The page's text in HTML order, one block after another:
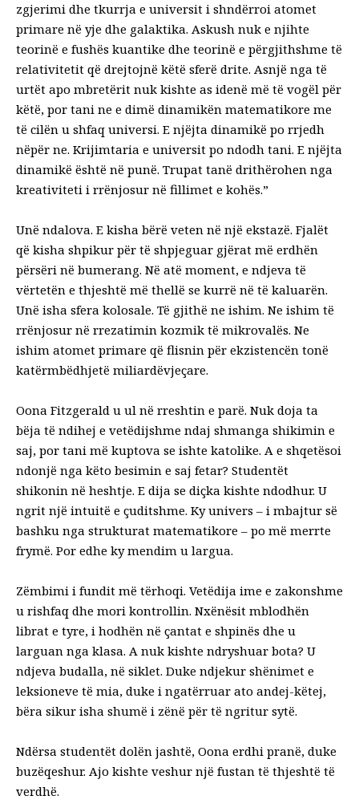
zgjerimi dhe tkurrja e universit i shndërroi atomet
primare në yje dhe galaktika. Askush nuk e njihte
teorinë e fushës kuantike dhe teorinë e përgjithshme të
relativitetit që drejtojnë këtë sferë drite. Asnjë nga të
urtët apo mbretërit nuk kishte as idenë më të vogël për
këtë, por tani ne e dimë dinamikën matematikore me
të cilën u shfaq universi. E njëjta dinamikë po rrjedh
nëpër ne. Krijimtaria e universit po ndodh tani. E njëjta
dinamikë është në punë. Trupat tanë drithërohen nga
kreativiteti i rrënjosur në fillimet e kohës.”
Unë ndalova. E kisha bërë veten në një ekstazë. Fjalët
që kisha shpikur për të shpjeguar gjërat më erdhën
përsëri në bumerang. Në atë moment, e ndjeva të
vërtetën e thjeshtë më thellë se kurrë në të kaluarën.
Unë isha sfera kolosale. Të gjithë ne ishim. Ne ishim të
rrënjosur në rrezatimin kozmik të mikrovalës. Ne
ishim atomet primare që flisnin për ekzistencën tonë
katërmbëdhjetë miliardëvjeçare.
Oona Fitzgerald u ul në rreshtin e parë. Nuk doja ta
bëja të ndihej e vetëdijshme ndaj shmanga shikimin e
saj, por tani më kuptova se ishte katolike. A e shqetësoi
ndonjë nga këto besimin e saj fetar? Studentët
shikonin në heshtje. E dija se diçka kishte ndodhur. U
ngrit një intuitë e çuditshme. Ky univers – i mbajtur së
bashku nga strukturat matematikore – po më merrte
frymë. Por edhe ky mendim u largua.
Zëmbimi i fundit më tërhoqi. Vetëdija ime e zakonshme
u rishfaq dhe mori kontrollin. Nxënësit mblodhën
librat e tyre, i hodhën në çantat e shpinës dhe u
larguan nga klasa. A nuk kishte ndryshuar bota? U
ndjeva budalla, në siklet. Duke ndjekur shënimet e
leksioneve të mia, duke i ngatërruar ato andej-këtej,
bëra sikur isha shumë i zënë për të ngritur sytë.
Ndërsa studentët dolën jashtë, Oona erdhi pranë, duke
buzëqeshur. Ajo kishte veshur një fustan të thjeshtë të
verdhë.